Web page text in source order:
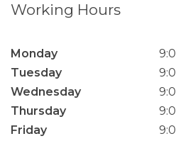
Working Hours
Monday
Tuesday
Wednesday
Thursday
Friday